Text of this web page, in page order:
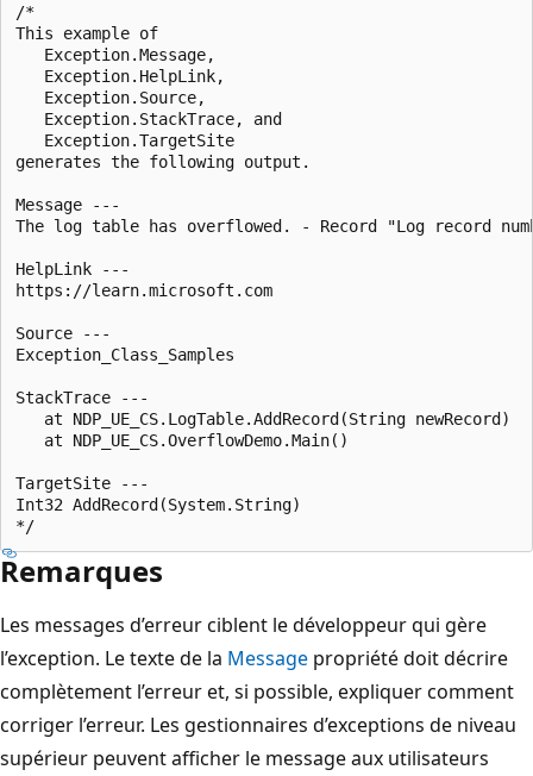
/*
This example of
   Exception.Message,
   Exception.HelpLink,
   Exception.Source,
   Exception.StackTrace, and
   Exception.TargetSite
generates the following output.
Message ---
The log table has overflowed. - Record "Log record
HelpLink ---
https://learn.microsoft.com
Source ---
Exception_Class_Samples
StackTrace ---
   at NDP_UE_CS.LogTable.AddRecord(String newRecord)
   at NDP_UE_CS.OverflowDemo.Main()
TargetSite ---
Int32 AddRecord(System.String)
Remarques
Les messages d’erreur ciblent le développeur qui gère
l’exception. Le texte de la Message propriété doit décrire
complètement l’erreur et, si possible, expliquer comment
corriger l’erreur. Les gestionnaires d’exceptions de niveau
supérieur peuvent afficher le message aux utilisateurs